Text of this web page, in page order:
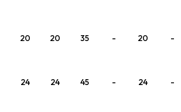
20 20 35 - 20 -
24 24 45 - 24 -